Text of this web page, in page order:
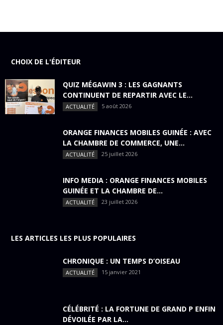
CHOIX DE L'ÉDITEUR
QUIZ MÉGAWIN 3 : LES GAGNANTS
CONTINUENT DE REPARTIR AVEC LE...
ACTUALITÉ 5 août 2026
ORANGE FINANCES MOBILES GUINÉE : AVEC
LA CHAMBRE DE COMMERCE, UNE...
ACTUALITÉ 25 juillet 2026
INFO MEDIA : ORANGE FINANCES MOBILES
GUINÉE ET LA CHAMBRE DE...
ACTUALITÉ 23 juillet 2026
LES ARTICLES LES PLUS POPULAIRES
CHRONIQUE : UN TEMPS D’OISEAU
ACTUALITÉ 15 janvier 2021
CÉLÉBRITÉ : LA FORTUNE DE GRAND P ENFIN
DÉVOILÉE PAR LA...